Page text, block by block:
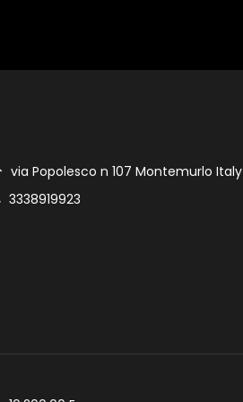
via Popolesco n 107 Montemurlo Italy
3338919923